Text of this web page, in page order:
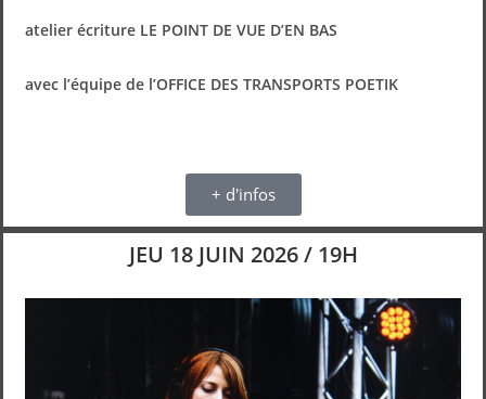
atelier écriture LE POINT DE VUE D’EN BAS
avec l’équipe de l’OFFICE DES TRANSPORTS POETIK
+ d'infos
JEU 18 JUIN 2026 / 19H